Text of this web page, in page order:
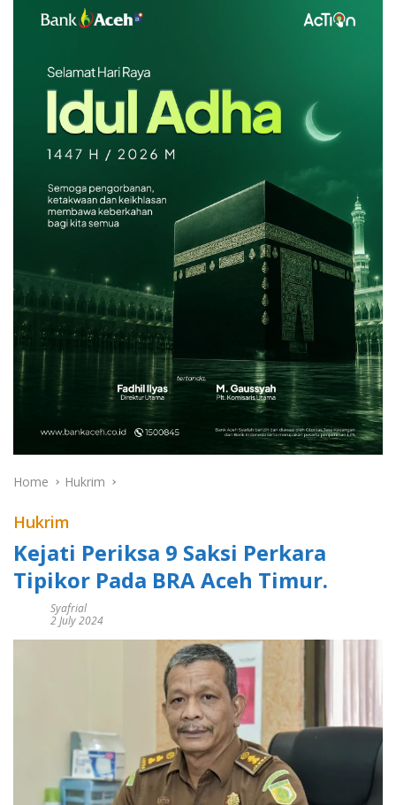
Home Hukrim
Hukrim
Kejati Periksa 9 Saksi Perkara
Tipikor Pada BRA Aceh Timur.
Syafrial
2 July 2024